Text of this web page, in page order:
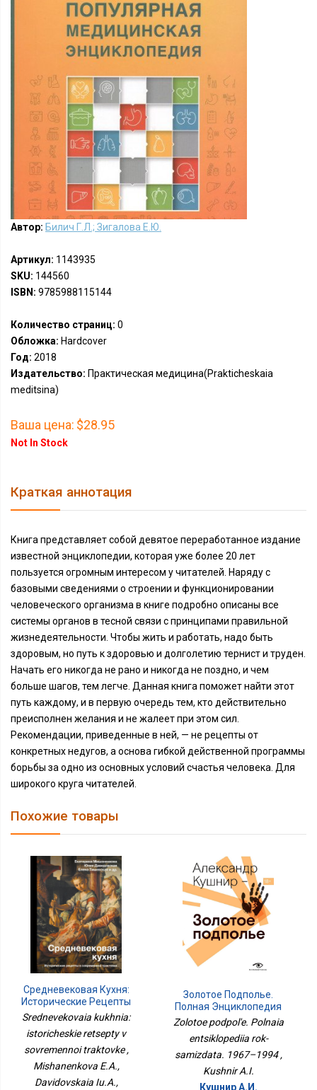
Автор: Билич Г.Л.; Зигалова Е.Ю.
Артикул: 1143935
SKU: 144560
ISBN: 9785988115144
Количество страниц: 0
Обложка: Hardcover
Год: 2018
Издательство: Практическая медицина(Prakticheskaia
meditsina)
Ваша цена: $28.95
Not In Stock
Краткая аннотация
Книга представляет собой девятое переработанное издание
известной энциклопедии, которая уже более 20 лет
пользуется огромным интересом у читателей. Наряду с
базовыми сведениями о строении и функционировании
человеческого организма в книге подробно описаны все
системы органов в тесной связи с принципами правильной
жизнедеятельности. Чтобы жить и работать, надо быть
здоровым, но путь к здоровью и долголетию тернист и труден.
Начать его никогда не рано и никогда не поздно, и чем
больше шагов, тем легче. Данная книга поможет найти этот
путь каждому, и в первую очередь тем, кто действительно
преисполнен желания и не жалеет при этом сил.
Рекомендации, приведенные в ней, — не рецепты от
конкретных недугов, а основа гибкой действенной программы
борьбы за одно из основных условий счастья человека. Для
широкого круга читателей.
Похожие товары
Средневековая Кухня:
Исторические Рецепты
В Современной
Srednevekovaia kukhnia:
istoricheskie retsepty v
sovremennoi traktovke ,
Mishanenkova E.A.,
Davidovskaia Iu.A.,
Золотое Подполье.
Полная Энциклопедия
Рок-Самиздата. 1967–
1994
Zolotoe podpol'e. Polnaia
entsiklopediia rok-
samizdata. 1967–1994 ,
Kushnir A.I.
Кушнир А.И.